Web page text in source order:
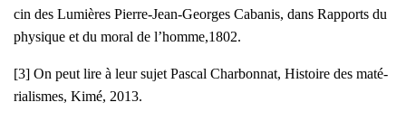
cin des Lumières Pierre-Jean-Georges Caba­nis, dans Rap­ports du
phy­sique et du moral de l’homme,1802.
[3] On peut lire à leur sujet Pas­cal Char­bon­nat, His­toire des maté­
ria­lismes, Kimé, 2013.